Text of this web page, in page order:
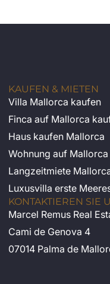
KAUFEN & MIETEN
Villa Mallorca kaufen
Finca auf Mallorca
Haus kaufen Mallorca
Wohnung auf
Langzeitmiete
Luxusvilla erste
KONTAKTIEREN SIE
Marcel Remus Real
Cami de Genova 4
07014 Palma de